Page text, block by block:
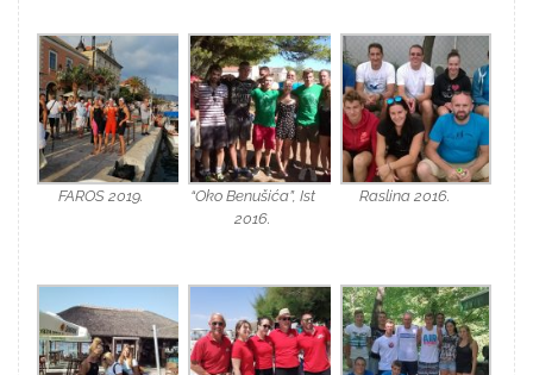
FAROS 2019.
“Oko Benušića”, Ist
2016.
Raslina 2016.